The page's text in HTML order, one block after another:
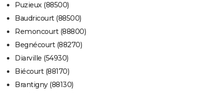
Puzieux (88500)
Baudricourt (88500)
Remoncourt (88800)
Begnécourt (88270)
Diarville (54930)
Biécourt (88170)
Brantigny (88130)